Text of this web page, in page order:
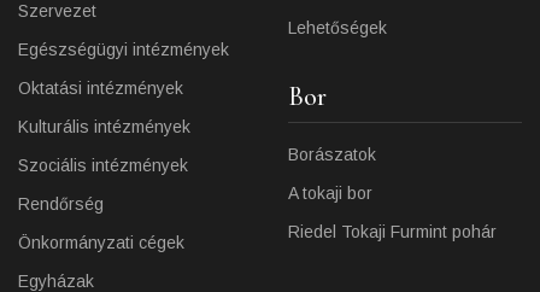
Szervezet
Egészségügyi intézmények
Oktatási intézmények
Kulturális intézmények
Szociális intézmények
Rendőrség
Önkormányzati cégek
Egyházak
Lehetőségek
Bor
Borászatok
A tokaji bor
Riedel Tokaji Furmint pohár